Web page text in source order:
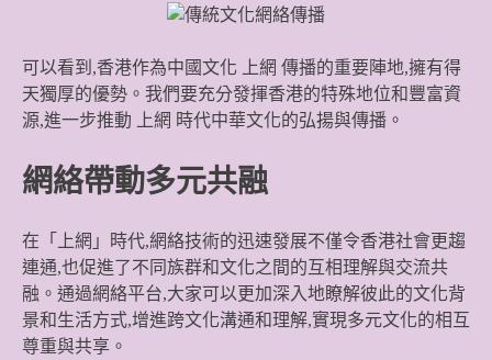
可以看到,香港作為中國文化 上網 傳播的重要陣地,擁有得
天獨厚的優勢。我們要充分發揮香港的特殊地位和豐富資
源,進一步推動
上網 時代中華文化的弘揚與傳播。
網絡帶動多元共融
在「上網」時代,網絡技術的迅速發展不僅令香港社會更趨
連通,也促進了不同族群和文化之間的互相理解與交流共
融。通過網絡平台,大家可以更加深入地瞭解彼此的文化背
景和生活方式,增進跨文化溝通和理解,實現多元文化的相互
尊重與共享。